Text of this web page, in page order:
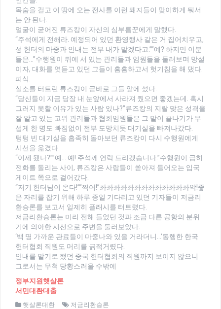
목숨을 걸고 이 땅에 오는 전사를 이런 돼지들이 맞이하게 둬서
는 안 된다.
얼굴이 굳어진 류즈캉이 자신의 심부름꾼에게 말했다.
“주석에게 전해라. 예정되어 있던 환영행사 같은 거 집어치우고,
성 헌터의 마중과 안내는 전부 내가 맡겠다고.””예? 하지만 이분
들은…”수행원이 뒤에 서 있는 관리들과 임원들을 둘러보며 망설
이자, 대화를 엿듣고 있던 그들이 흠흠하고서 헛기침을 해 댔다.
피식.
실소를 터트린 류즈캉이 곧바로 그들 앞에 섰다.
“당신들이 지금 당장 내 눈앞에서 사라져 줬으면 좋겠는데. 혹시
그러지 못할 이유가 있는 사람 있나?”류즈캉의 지랄 맞은 성격을
잘 알고 있는 고위 관리들과 협회임원들은 그 말이 끝나기가 무
섭게 한 명도 빠짐없이 전부 도망치듯 대기실을 빠져나갔다.
텅텅 빈 대기실을 흡족히 돌아보던 류즈캉이 다시 수행원에게
시선을 옮겼다.
“이제 됐나?””예… 예! 주석께 연락 드리겠습니다.”수행원이 급히
전화를 돌리는 사이, 류즈캉은 사람들이 쏟아져 들어오는 입국
게이트 쪽으로 걸어갔다.
“저기 헌터님이 온다!””찍어!”촤촤촤촤촤촤촤촤촤촤촤촤촤악!좋
은 자리를 잡기 위해 하루 종일 기다리고 있던 기자들이 저금리
환승론를 보고서 일제히 플래시를 터트렸다.
저금리환승론는 미리 전해 들었던 것과 조금 다른 공항의 분위
기에 의아한 시선으로 주변을 둘러보았다.
‘백 명 가까운 관료들이 마중나와 있을 거라더니…’동행한 한국
헌터협회 직원도 머리를 긁적거렸다.
안내를 맡기로 했던 중국 헌터협회의 직원까지 보이지 않으니
그로서는 무척 당황스러울 수밖에
정부지원햇살론
서민대환대출
햇살론대환 저금리환승론